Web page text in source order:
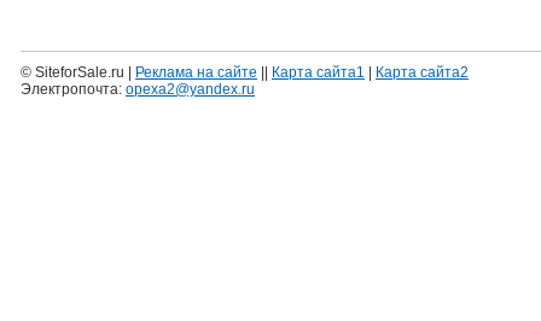
© SiteforSale.ru | Реклама на сайте Карта сайта1
Карта сайта2
Электропочта: opexa2@yandex.ru